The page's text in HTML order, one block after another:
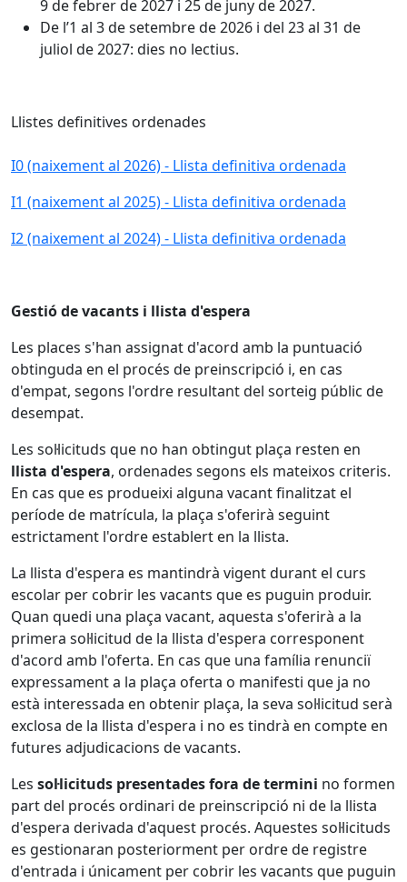
9 de febrer de 2027 i 25 de juny de 2027.
De l’1 al 3 de setembre de 2026 i del 23 al 31 de
juliol de 2027: dies no lectius.
Llistes definitives ordenades
I0 (naixement al 2026) - Llista definitiva ordenada
I1 (naixement al 2025) - Llista definitiva ordenada
I2 (naixement al 2024) - Llista definitiva ordenada
Gestió de vacants i llista d'espera
Les places s'han assignat d'acord amb la puntuació
obtinguda en el procés de preinscripció i, en cas
d'empat, segons l'ordre resultant del sorteig públic de
desempat.
Les sol·licituds que no han obtingut plaça resten en
llista d'espera, ordenades segons els mateixos criteris.
En cas que es produeixi alguna vacant finalitzat el
període de matrícula, la plaça s'oferirà seguint
estrictament l'ordre establert en la llista.
La llista d'espera es mantindrà vigent durant el curs
escolar per cobrir les vacants que es puguin produir.
Quan quedi una plaça vacant, aquesta s'oferirà a la
primera sol·licitud de la llista d'espera corresponent
d'acord amb l'oferta. En cas que una família renunciï
expressament a la plaça oferta o manifesti que ja no
està interessada en obtenir plaça, la seva sol·licitud serà
exclosa de la llista d'espera i no es tindrà en compte en
futures adjudicacions de vacants.
Les sol·licituds presentades fora de termini no formen
part del procés ordinari de preinscripció ni de la llista
d'espera derivada d'aquest procés. Aquestes sol·licituds
es gestionaran posteriorment per ordre de registre
d'entrada i únicament per cobrir les vacants que puguin